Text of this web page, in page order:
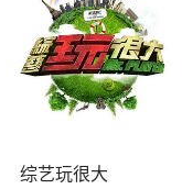
综艺玩很大